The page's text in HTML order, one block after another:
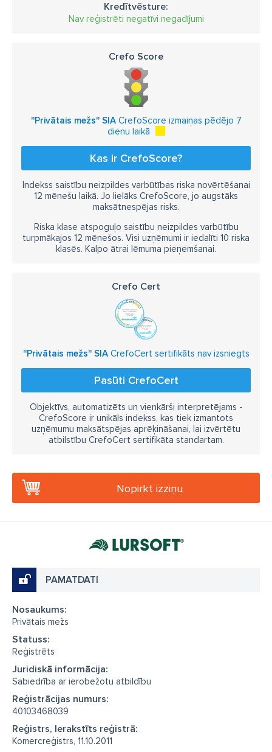
Kredītvēsture:
Nav reģistrēti negatīvi negadījumi
Crefo Score
''Privātais mežs'' SIACrefoScore izmaiņas pēdējo 7
dienu laikā
Kas ir CrefoScore?
Indekss saistību neizpildes varbūtības riska novērtēšanai
12 mēnešu laikā. Jo lielāks CrefoScore, jo augstāks
maksātnespējas risks.
Riska klase atspoguļo saistību neizpildes varbūtību
turpmākajos 12 mēnešos. Visi uzņēmumi ir iedalīti 10 riska
klasēs. Kalpo ātrai lēmuma pieņemšanai.
Crefo Cert
''Privātais mežs'' SIACrefoCert sertifikāts nav izsniegts
Pasūti CrefoCert
Objektīvs, automatizēts un vienkārši interpretējams -
CrefoScore ir unikāls indekss, kas tiek izmantots
uzņēmumu maksātspējas aprēķināšanai, lai izvērtētu
atbilstību CrefoCert sertifikāta standartam.
Nopirkt izziņu
PAMATDATI
Nosaukums:
Privātais mežs
Statuss:
Reģistrēts
Juridiskā informācija:
Sabiedrība ar ierobežotu atbildību
Reģistrācijas numurs:
40103468039
Reģistrs, Ierakstīts reģistrā:
Komercreģistrs, 11.10.2011